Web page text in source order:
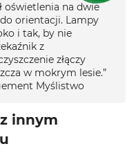
oświetlenia na dwie
orientacji. Lampy
i tak, by nie
z
złączy
w mokrym lesie.”
Myślistwo
innym